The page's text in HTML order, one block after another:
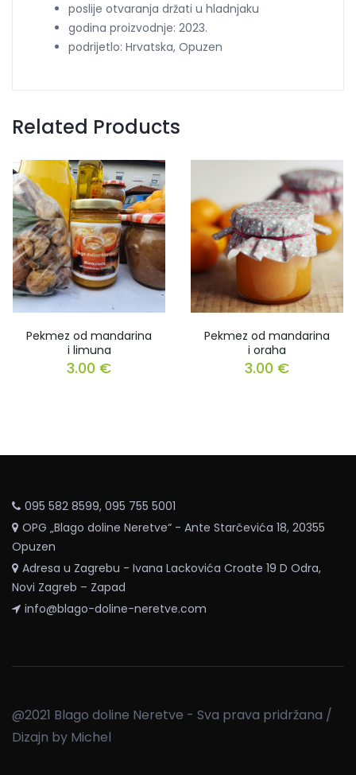
poslije otvaranja držati u hladnjaku
godina proizvodnje: 2023.
podrijetlo: Hrvatska, Opuzen
Related Products
Pekmez od mandarina
i limuna
3.00 €
Pekmez od mandarina
i oraha
3.00 €
095 582 8599, 095 755 5001
OPG „Blago doline Neretve“ - Ante Starčevića 18, 20355
Opuzen
Adresa u Zagrebu - Ivana Lackovića Croate 19 D Odra,
Novi Zagreb – Zapad
info@blago-doline-neretve.com
@2021 Blago doline Neretve - Sva prava pridržana /
Dizajn by Michel